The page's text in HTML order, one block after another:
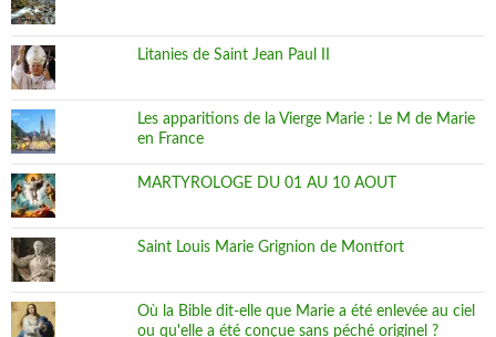
Litanies de Saint Jean Paul II
Les apparitions de la Vierge Marie : Le M de Marie
en France
MARTYROLOGE DU 01 AU 10 AOUT
Saint Louis Marie Grignion de Montfort
Où la Bible dit-elle que Marie a été enlevée au ciel
ou qu'elle a été conçue sans péché originel ?